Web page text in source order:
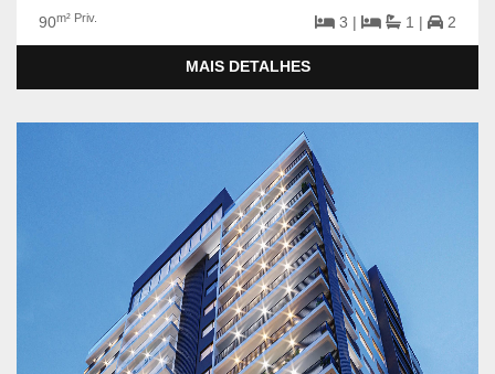
90m² Priv. 3 | 1 | 2
MAIS DETALHES